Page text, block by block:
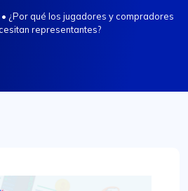
• ¿Por qué los jugadores y compradores
representantes?